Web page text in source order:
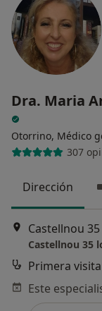
Dra. Maria
Otorrino, Médico
307
Dirección
Castellnou
Castellnou 35
Primera